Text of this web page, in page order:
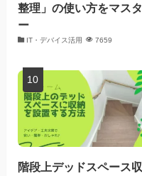
整理」の使い方をマスタ
ー
IT・デバイス活用 7659
階段上デッドスペース収